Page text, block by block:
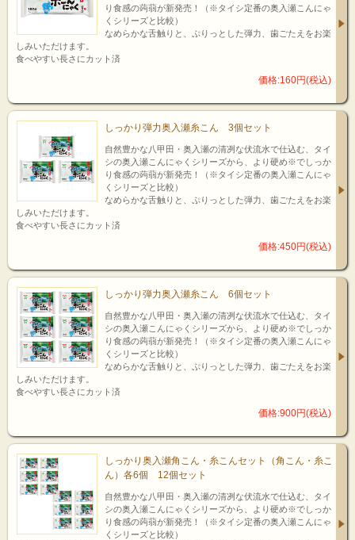
り食感の蒟蒻が新発売！（※タイシ定番の奥入瀬こんにゃ
くシリーズと比較）
なめらかな舌触りと、ぷりっとした弾力、歯ごたえをお楽
しみいただけます。
食べやすい長さにカット済
価格:160円(税込)
しっかり弾力奥入瀬糸こん 3個セット
自然豊かな八甲田・奥入瀬の清冽な伏流水で仕込む、タイ
シの奥入瀬こんにゃくシリーズから、より硬め※でしっか
り食感の蒟蒻が新発売！（※タイシ定番の奥入瀬こんにゃ
くシリーズと比較）
なめらかな舌触りと、ぷりっとした弾力、歯ごたえをお楽
しみいただけます。
食べやすい長さにカット済
価格:450円(税込)
しっかり弾力奥入瀬糸こん 6個セット
自然豊かな八甲田・奥入瀬の清冽な伏流水で仕込む、タイ
シの奥入瀬こんにゃくシリーズから、より硬め※でしっか
り食感の蒟蒻が新発売！（※タイシ定番の奥入瀬こんにゃ
くシリーズと比較）
なめらかな舌触りと、ぷりっとした弾力、歯ごたえをお楽
しみいただけます。
食べやすい長さにカット済
価格:900円(税込)
しっかり奥入瀬角こん・糸こんセット（角こん・糸こ
ん）各6個 12個セット
自然豊かな八甲田・奥入瀬の清冽な伏流水で仕込む、タイ
シの奥入瀬こんにゃくシリーズから、より硬め※でしっか
り食感の蒟蒻が新発売！（※タイシ定番の奥入瀬こんにゃ
くシリーズと比較）